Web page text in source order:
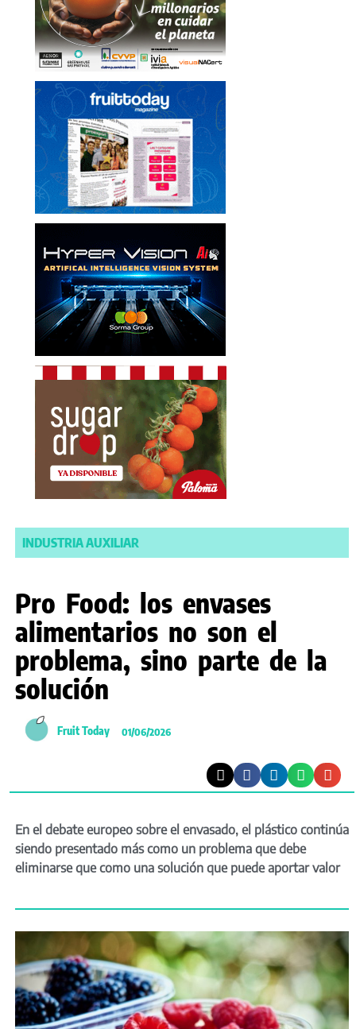
INDUSTRIA AUXILIAR
Pro Food: los envases
alimentarios no son el
problema, sino parte de la
solución
Fruit Today 01/06/2026
En el debate europeo sobre el envasado, el plástico continúa
siendo presentado más como un problema que debe
eliminarse que como una solución que puede aportar valor